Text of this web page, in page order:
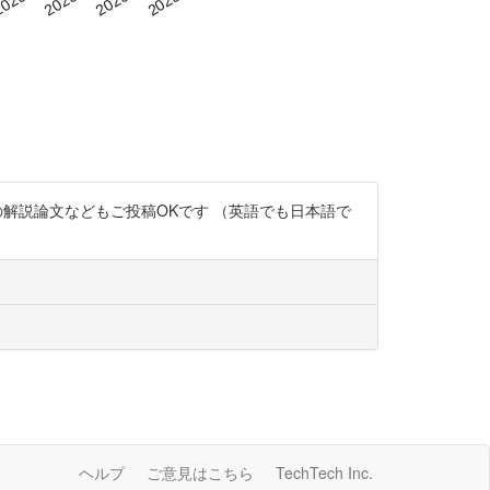
説論文などもご投稿OKです （英語でも日本語で
ヘルプ ご意見はこちら TechTech Inc.